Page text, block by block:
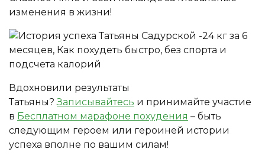
изменения в жизни!
Вдохновили результаты
Татьяны?Записывайтесь и принимайте участие
в Бесплатном марафоне похудения – быть
следующим героем или героиней истории
успеха вполне по вашим силам!